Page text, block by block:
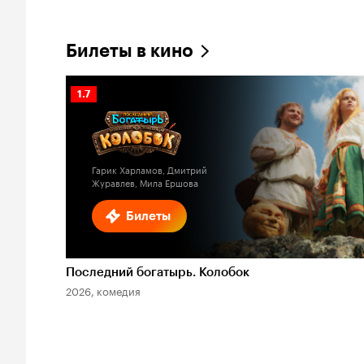
Билеты в кино
Билеты
Рейтинг
Кинопоиска
1.7
Гарик Харламов, Дмитрий
Журавлев, Мила Ершова
Последний богатырь. Колобок
2026, комедия